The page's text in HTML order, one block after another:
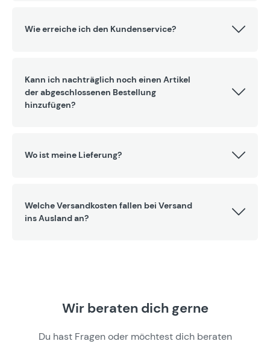
Wie erreiche ich den Kundenservice?
Kann ich nachträglich noch einen Artikel
der abgeschlossenen Bestellung
hinzufügen?
Wo ist meine Lieferung?
Welche Versandkosten fallen bei Versand
ins Ausland an?
Wir beraten dich gerne
Du hast Fragen oder möchtest dich beraten